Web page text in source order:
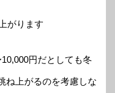
がります
円だとしても冬
ね上がるのを考慮しな